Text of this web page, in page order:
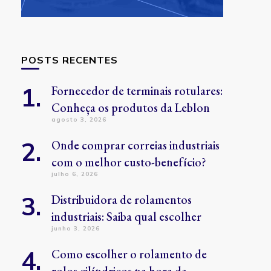
POSTS RECENTES
Fornecedor de terminais rotulares:
Conheça os produtos da Leblon
agosto 3, 2026
Onde comprar correias industriais
com o melhor custo-benefício?
julho 6, 2026
Distribuidora de rolamentos
industriais: Saiba qual escolher
junho 3, 2026
Como escolher o rolamento de